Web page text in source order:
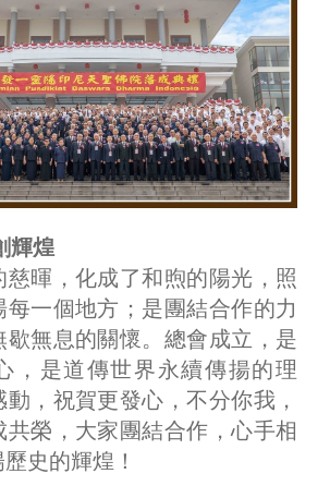
輝煌
慈暉，化成了和煦的陽光，照
每一個地方；是團結合作的力
歇無息的關懷。總會成立，是
，是道傳世界永續傳揚的理
，祝賀更發心，不分你我，
共榮，大家團結合作，心手相
史的輝煌！